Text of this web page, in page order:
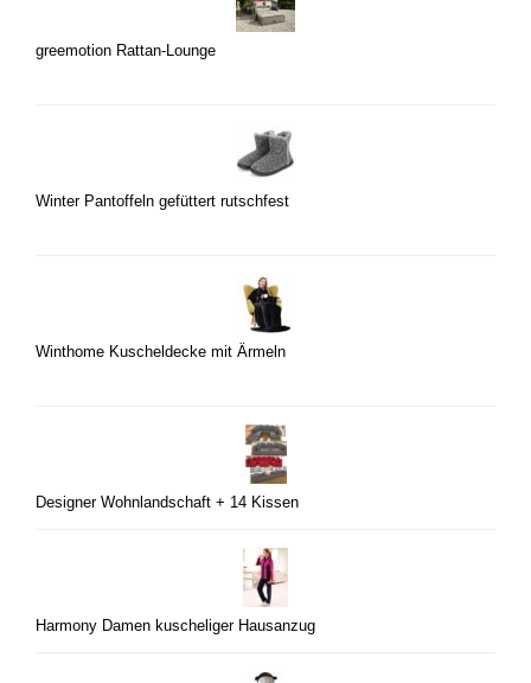
greemotion Rattan-Lounge
Winter Pantoffeln gefüttert rutschfest
Winthome Kuscheldecke mit Ärmeln
Designer Wohnlandschaft + 14 Kissen
Harmony Damen kuscheliger Hausanzug